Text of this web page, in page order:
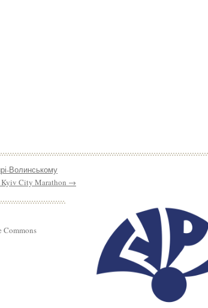
Волинському
City Marathon →
Commons